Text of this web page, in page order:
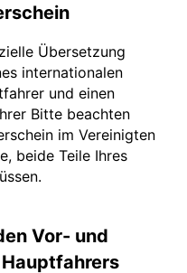
Übersetzung
internationalen
und einen
Bitte beachten
im Vereinigten
beide Teile Ihres
Vor- und